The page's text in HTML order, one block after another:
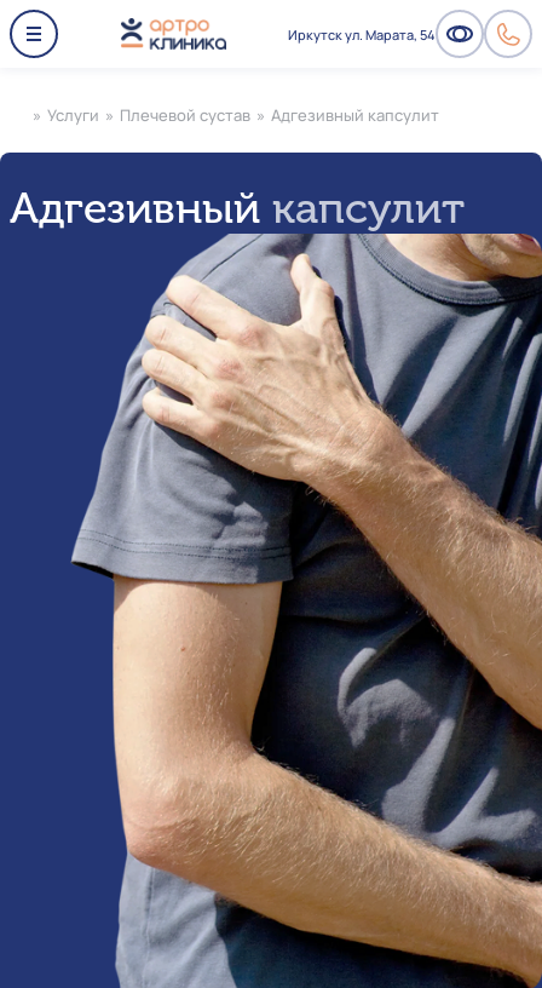
Иркутск ул. Марата, 54
» Услуги » Плечевой сустав » Адгезивный капсулит
Адгезивный капсулит